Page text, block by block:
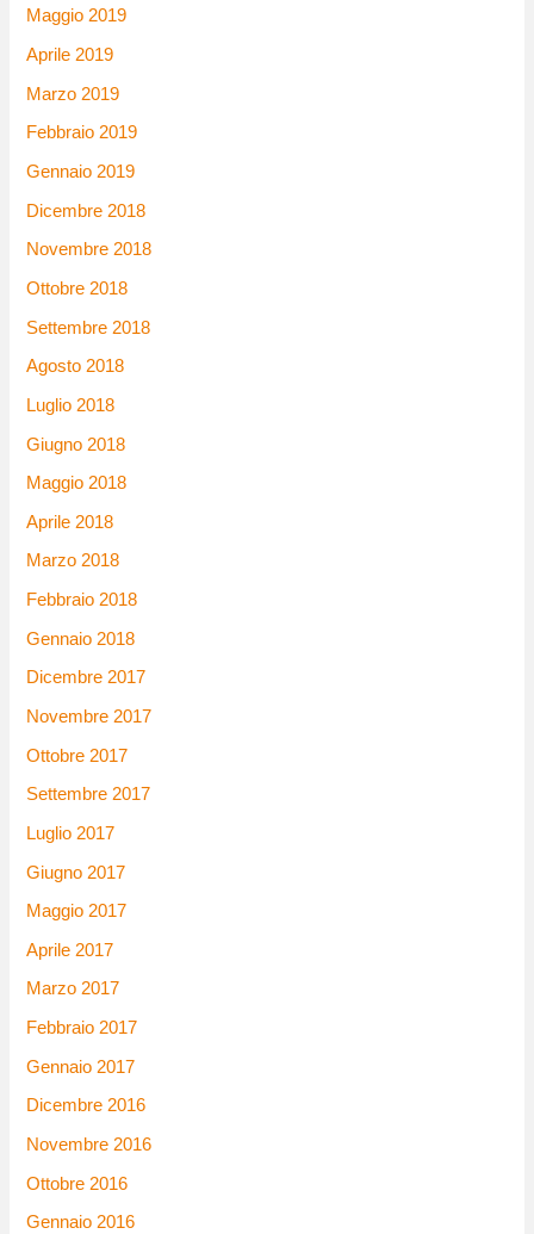
Maggio 2019
Aprile 2019
Marzo 2019
Febbraio 2019
Gennaio 2019
Dicembre 2018
Novembre 2018
Ottobre 2018
Settembre 2018
Agosto 2018
Luglio 2018
Giugno 2018
Maggio 2018
Aprile 2018
Marzo 2018
Febbraio 2018
Gennaio 2018
Dicembre 2017
Novembre 2017
Ottobre 2017
Settembre 2017
Luglio 2017
Giugno 2017
Maggio 2017
Aprile 2017
Marzo 2017
Febbraio 2017
Gennaio 2017
Dicembre 2016
Novembre 2016
Ottobre 2016
Gennaio 2016